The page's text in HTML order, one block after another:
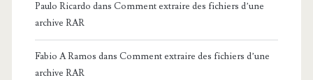
Paulo Ricardo dans Comment extraire des fichiers d’une
archive RAR
Fabio A Ramos dans Comment extraire des fichiers d’une
archive RAR